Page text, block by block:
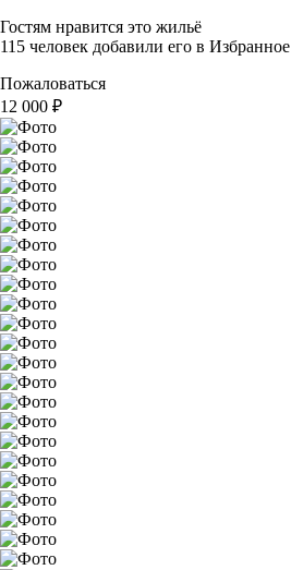
Гостям нравится это жильё
115 человек добавили его в Избранное
Пожаловаться
12 000 ₽